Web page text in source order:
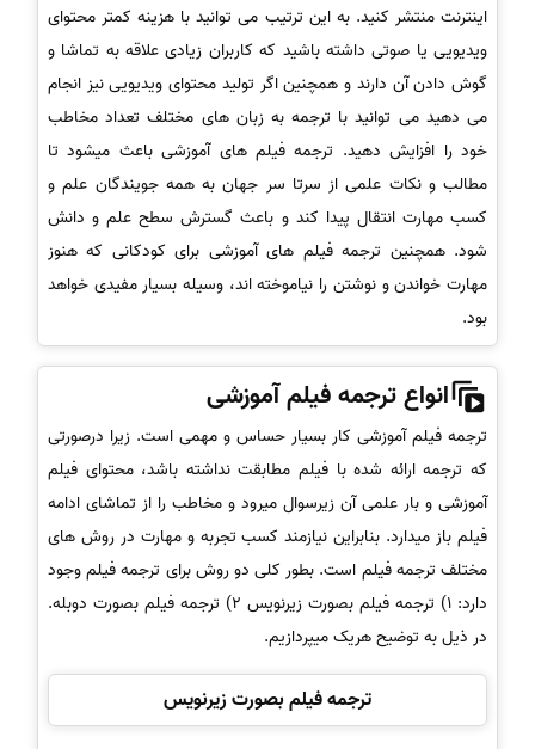
اینترنت منتشر کنید. به این ترتیب می توانید با هزینه کمتر محتوای
ویدیویی یا صوتی داشته باشید که کاربران زیادی علاقه به تماشا و
گوش دادن آن دارند و همچنین اگر تولید محتوای ویدیویی نیز انجام
می دهید می توانید با ترجمه به زبان های مختلف تعداد مخاطب
خود را افزایش دهید. ترجمه فیلم های آموزشی باعث میشود تا
مطالب و نکات علمی از سرتا سر جهان به همه جویندگان علم و
کسب مهارت انتقال پیدا کند و باعث گسترش سطح علم و دانش
شود. همچنین ترجمه فیلم های آموزشی برای کودکانی که هنوز
مهارت خواندن و نوشتن را نیاموخته اند، وسیله بسیار مفیدی خواهد
بود.
انواع ترجمه فیلم آموزشی
ترجمه فیلم آموزشی کار بسیار حساس و مهمی است. زیرا درصورتی
که ترجمه ارائه شده با فیلم مطابقت نداشته باشد، محتوای فیلم
آموزشی و بار علمی آن زیرسوال میرود و مخاطب را از تماشای ادامه
فیلم باز میدارد. بنابراین نیازمند کسب تجربه و مهارت در روش های
مختلف ترجمه فیلم است. بطور کلی دو روش برای ترجمه فیلم وجود
دارد: 1) ترجمه فیلم بصورت زیرنویس 2) ترجمه فیلم بصورت دوبله.
در ذیل به توضیح هریک میپردازیم.
ترجمه فیلم بصورت زیرنویس